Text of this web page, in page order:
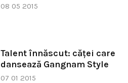
08 05 2015
Talent înnăscut: căţei care
dansează Gangnam Style
07 01 2015